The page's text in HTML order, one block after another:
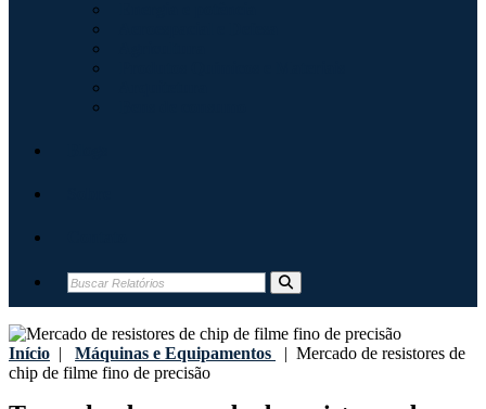
Início | Máquinas e Equipamentos | Mercado de resistores de
chip de filme fino de precisão